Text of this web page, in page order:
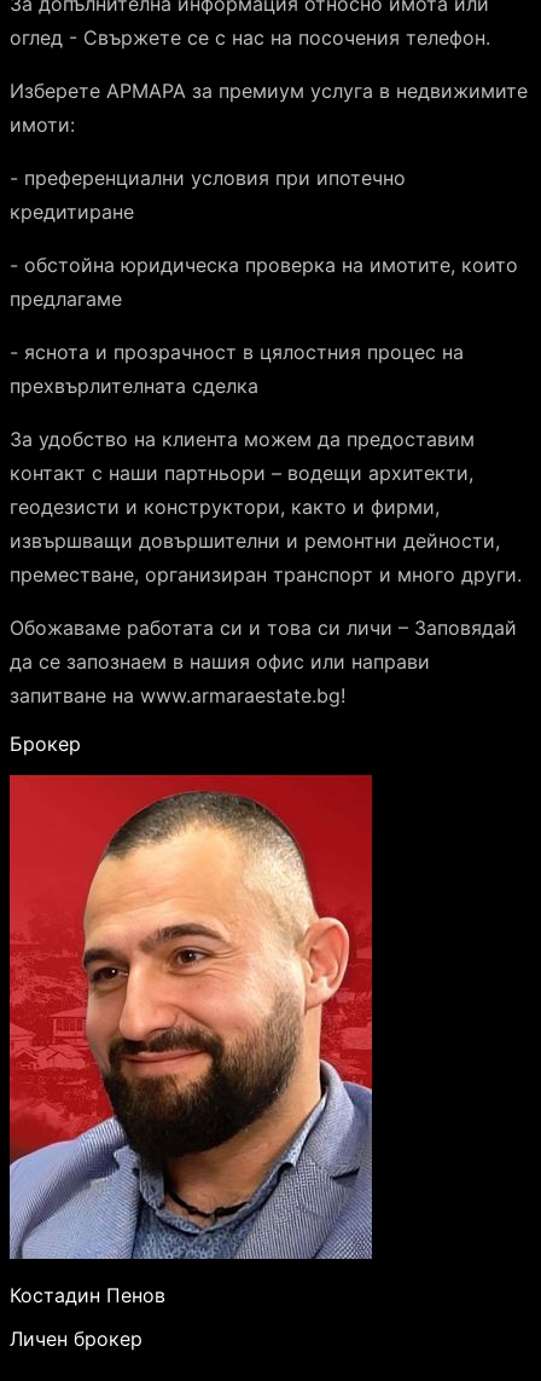
оглед - Свържете се с нас на посочения телефон.
Изберете АРМАРА за премиум услуга в недвижимите
имоти:
- преференциални условия при ипотечно
кредитиране
- обстойна юридическа проверка на имотите, които
предлагаме
- яснота и прозрачност в цялостния процес на
прехвърлителната сделка
За удобство на клиента можем да предоставим
контакт с наши партньори – водещи архитекти,
геодезисти и конструктори, както и фирми,
извършващи довършителни и ремонтни дейности,
преместване, организиран транспорт и много други.
Обожаваме работата си и това си личи – Заповядай
да се запознаем в нашия офис или направи
запитване на www.armaraestate.bg!
Брокер
Костадин Пенов
Личен брокер